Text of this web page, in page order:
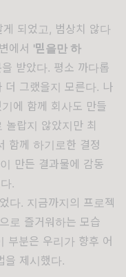
되었고 , 범상치 않다
에서 '믿을만 하
받았다. 평소 까다롭
더 그랬을지 모른다. 나
에 함께 회사도 만들
놀랍지 않았지만 최
함께 하기로한 결정
만든 결과물에 감동
.
다. 지금까지의 프로젝
로 즐거워하는 모습
부분은 우리가 향후 어
을 제시했다.